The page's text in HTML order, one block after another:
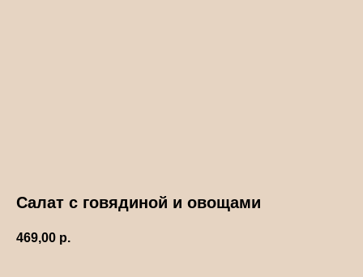
Салат с говядиной и овощами
469,00 р.